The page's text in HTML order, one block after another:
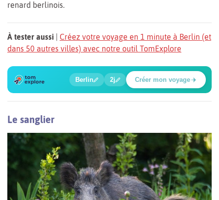
renard berlinois.
À tester aussi
Créez votre voyage en 1 minute à Berlin (et
dans 50 autres villes) avec notre outil TomExplore
🔍
🔍
🔍
🍲
🔍
🔍
Place Potsdamer
Berlin 2j Créer mon voyage
Le sanglier